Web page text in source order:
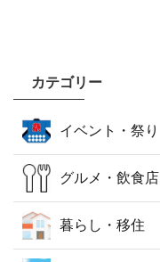
カテゴリー
イベント・祭り
グルメ・飲食店
暮らし・移住